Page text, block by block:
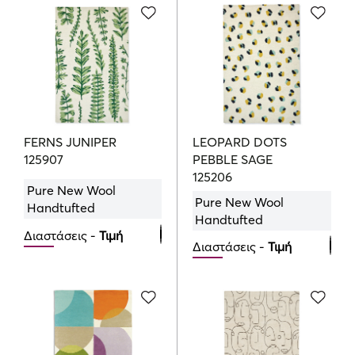
160cmx230cm
719.00€
200cmx280cm
1069.00€
719.00€
200cmx280cm
1069.00€
FERNS JUNIPER
125907
Pure New Wool
Handtufted
Διαστάσεις -Τιμή
€
160cmx230cm
719.00
LEOPARD DOTS
PEBBLE SAGE
125206
Pure New Wool
Handtufted
Διαστάσεις -Τιμή
426.00€
160cmx230cm
€